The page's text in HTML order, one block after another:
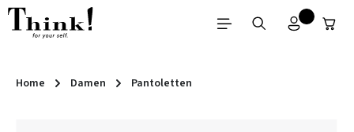
Zum Hauptinhalt springen
Home Damen Pantoletten